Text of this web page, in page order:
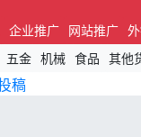
企业推广 网站推广
五金 机械 食品 其他